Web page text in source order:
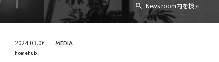
News room内を検索
2024.03.06 MEDIA
homehub